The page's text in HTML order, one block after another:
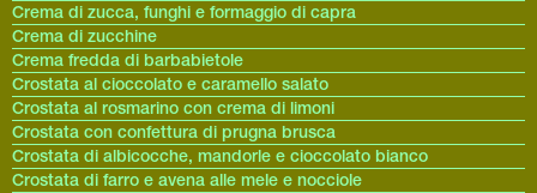
Crema di zucca, funghi e formaggio di capra
Crema di zucchine
Crema fredda di barbabietole
Crostata al cioccolato e caramello salato
Crostata al rosmarino con crema di limoni
Crostata con confettura di prugna brusca
Crostata di albicocche, mandorle e cioccolato bianco
Crostata di farro e avena alle mele e nocciole